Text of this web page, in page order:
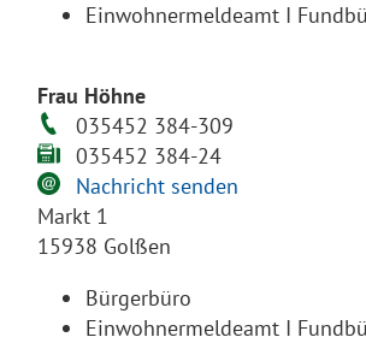
Einwohnermeldeamt I
Frau Höhne
035452 384-309
035452 384-24
Nachricht senden
Markt 1
15938 Golßen
Bürgerbüro
Einwohnermeldeamt I